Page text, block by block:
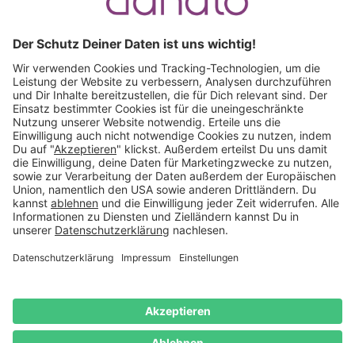
+49 (0) 511 51 56 0300
schreib uns eineE-Mail
Käuferschutz inklusive Kauf auf Rechnung
Mitglied im:
Deutschland
Datenschutz Widerrufsrecht
widerrufen